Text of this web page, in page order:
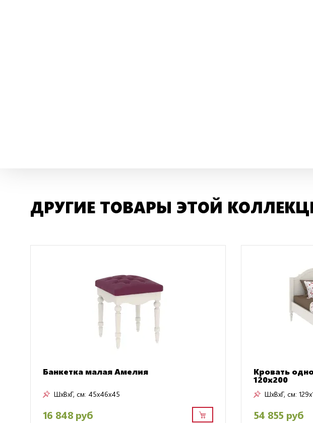
ДРУГИЕ ТОВАРЫ ЭТОЙ
Банкетка малая Амелия
ШxВxГ, см: 45x46x45
16 848 руб
Кровать
120х200
ШxВxГ, см:
54 855 руб